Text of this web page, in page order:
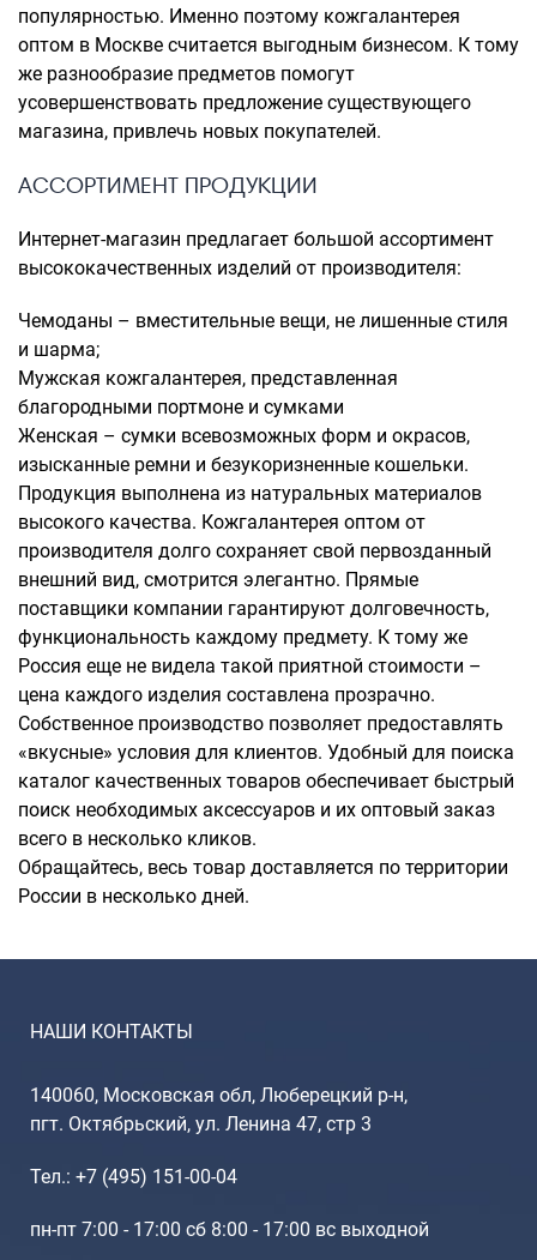
популярностью. Именно поэтому кожгалантерея
оптом в Москве считается выгодным бизнесом. К тому
же разнообразие предметов помогут
усовершенствовать предложение существующего
магазина, привлечь новых покупателей.
АССОРТИМЕНТ ПРОДУКЦИИ
Интернет-магазин предлагает большой ассортимент
высококачественных изделий от производителя:
Чемоданы – вместительные вещи, не лишенные стиля
и шарма;
Мужская кожгалантерея, представленная
благородными портмоне и сумками
Женская – сумки всевозможных форм и окрасов,
изысканные ремни и безукоризненные кошельки.
Продукция выполнена из натуральных материалов
высокого качества. Кожгалантерея оптом от
производителя долго сохраняет свой первозданный
внешний вид, смотрится элегантно. Прямые
поставщики компании гарантируют долговечность,
функциональность каждому предмету. К тому же
Россия еще не видела такой приятной стоимости –
цена каждого изделия составлена прозрачно.
Собственное производство позволяет предоставлять
«вкусные» условия для клиентов. Удобный для поиска
каталог качественных товаров обеспечивает быстрый
поиск необходимых аксессуаров и их оптовый заказ
всего в несколько кликов.
Обращайтесь, весь товар доставляется по территории
России в несколько дней.
НАШИ КОНТАКТЫ
140060, Московская обл, Люберецкий р-н,
пгт. Октябрьский, ул. Ленина 47, стр 3
Тел.: +7 (495) 151-00-04
пн-пт 7:00 - 17:00 сб 8:00 - 17:00 вс выходной